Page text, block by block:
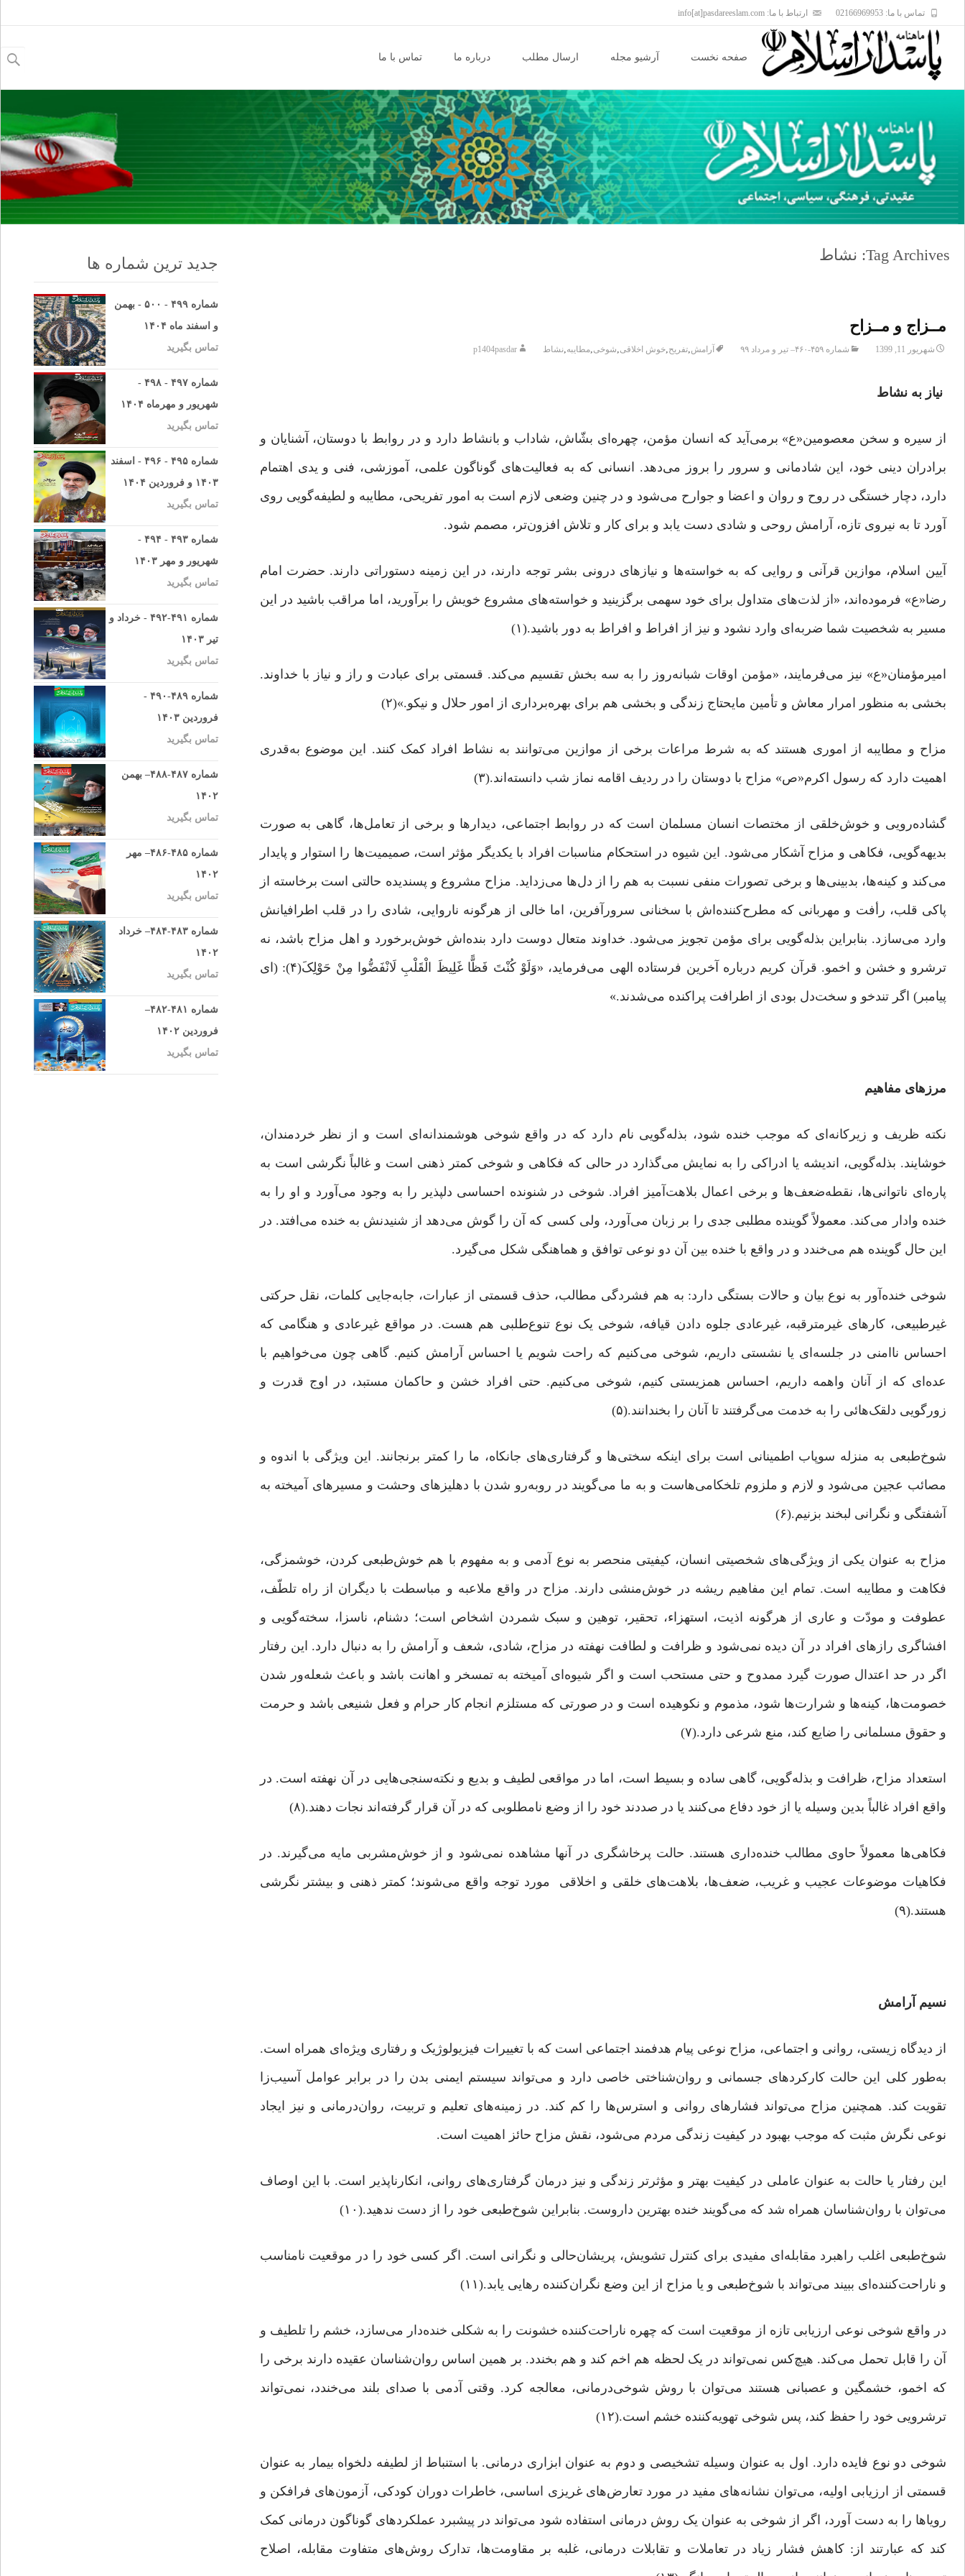
تماس با ما: 02166969953 ارتباط با ما: info[at]pasdareeslam.com
content
صفحه نخست آرشیو مجله ارسال مطلب درباره ما تماس با ما
برای:
Tag Archives: نشاط
مــزاج و مــزاح
شهریور 11, 1399 شماره ۴۵۹-۴۶۰– تیر و مرداد ۹۹ آرامش,تفریح,خوش اخلاقی,شوخی,مطایبه,نشاط p1404pasdar
نیاز به نشاط
از سیره و سخن معصومین«ع» برمی‌آید که انسان مؤمن، چهره‌ای بشّاش، شاداب و بانشاط دارد و در روابط با دوستان، آشنایان و
برادران دینی خود، این شادمانی و سرور را بروز می‌دهد. انسانی که به فعالیت‌های گوناگون علمی، آموزشی، فنی و یدی اهتمام
دارد، دچار خستگی در روح و روان و اعضا و جوارح می‌شود و در چنین وضعی لازم است به امور تفریحی، مطایبه و لطیفه‌گویی روی
آورد تا به نیروی تازه، آرامش روحی و شادی دست یابد و برای کار و تلاش افزون‌تر، مصمم شود.
آیین اسلام، موازین قرآنی و روایی که به خواسته‌ها و نیازهای درونی بشر توجه دارند، در این زمینه دستوراتی دارند. حضرت امام
رضا«ع» فرموده‌اند، «از لذت‌های متداول برای خود سهمی برگزینید و خواسته‌های مشروع خویش را برآورید، اما مراقب باشید در این
مسیر به شخصیت شما ضربه‌ای وارد نشود و نیز از افراط و افراط به دور باشید.(۱)
امیرمؤمنان«ع» نیز می‌فرمایند، «مؤمن اوقات شبانه‌روز را به سه بخش تقسیم می‌کند. قسمتی برای عبادت و راز و نیاز با خداوند.
بخشی به منظور امرار معاش و تأمین مایحتاج زندگی و بخشی هم برای بهره‌برداری از امور حلال و نیکو.»(۲)
مزاح و مطایبه از اموری هستند که به شرط مراعات برخی از موازین می‌توانند به نشاط افراد کمک کنند. این موضوع به‌قدری
اهمیت دارد که رسول اکرم«ص» مزاح با دوستان را در ردیف اقامه‌ نماز شب دانسته‌اند.(۳)
گشاده‌رویی و خوش‌خلقی از مختصات انسان مسلمان است که در روابط اجتماعی، دیدارها و برخی از تعامل‌ها، گاهی به صورت
بدیهه‌گویی، فکاهی و مزاح آشکار می‌شود. این شیوه در استحکام مناسبات افراد با یکدیگر مؤثر است، صمیمیت‌ها را استوار و پایدار
می‌کند و کینه‌ها، بدبینی‌ها و برخی تصورات منفی نسبت به هم را از دل‌ها می‌زداید. مزاح مشروع و پسندیده حالتی است برخاسته از
پاکی قلب، رأفت و مهربانی که مطرح‌کننده‌اش با سخنانی سرورآفرین، اما خالی از هرگونه ناروایی، شادی را در قلب اطرافیانش
وارد می‌سازد. بنابراین بذله‌گویی برای مؤمن تجویز می‌شود. خداوند متعال دوست دارد بنده‌اش خوش‌برخورد و اهل مزاح باشد، نه
ترشرو و خشن و اخمو. قرآن کریم درباره‌ آخرین فرستاده‌ الهی می‌فرماید، «وَلَوْ کُنْتَ فَظًّا غَلِیظَ الْقَلْبِ لَانْفَضُّوا مِنْ حَوْلِکَ(۴): (ای
پیامبر) اگر تندخو و سخت‌دل بودی از اطرافت پراکنده می‌شدند.»
مرزهای مفاهیم
نکته‌ ظریف و زیرکانه‌‌ای که موجب خنده شود، بذله‌گویی نام دارد که در واقع شوخی هوشمندانه‌ای است و از نظر خردمندان،
خوشایند. بذله‌گویی، اندیشه یا ادراکی را به نمایش می‌گذارد در حالی که فکاهی و شوخی کمتر ذهنی است و غالباً نگرشی است به
پاره‌ای ناتوانی‌ها، نقطه‌ضعف‌ها و برخی اعمال بلاهت‌آمیز افراد. شوخی در شنونده احساسی دلپذیر را به وجود می‌آورد و او را به
خنده وادار می‌کند. معمولاً گوینده مطلبی جدی را بر زبان می‌آورد، ولی کسی که آن را گوش می‌دهد از شنیدنش به خنده می‌افتد. در
این حال گوینده هم می‌خندد و در واقع با خنده بین آن دو نوعی توافق و هماهنگی شکل می‌گیرد.
شوخی خنده‌آور به نوع بیان و حالات بستگی دارد: به هم فشردگی مطالب، حذف قسمتی از عبارات، جابه‌جایی کلمات، نقل حرکتی
غیرطبیعی، کارهای غیرمترقبه، غیرعادی جلوه دادن قیافه، شوخی یک نوع تنوع‌طلبی هم هست. در مواقع غیرعادی و هنگامی که
احساس ناامنی در جلسه‌ای یا نشستی داریم، شوخی می‌کنیم که راحت شویم یا احساس آرامش کنیم. گاهی چون می‌خواهیم با
عده‌ای که از آنان واهمه داریم، احساس همزیستی کنیم، شوخی می‌کنیم. حتی افراد خشن و حاکمان مستبد، در اوج قدرت و
زورگویی دلقک‌هائی را به خدمت می‌گرفتند تا آنان را بخندانند.(۵)
شوخ‌طبعی به منزله‌ سوپاب اطمینانی است برای اینکه سختی‌ها و گرفتاری‌های جانکاه، ما را کمتر برنجانند. این ویژگی با اندوه و
مصائب عجین می‌شود و لازم و ملزوم تلخکامی‌هاست و به ما می‌گویند در روبه‌رو شدن با دهلیزهای وحشت و مسیرهای آمیخته به
آشفتگی و نگرانی لبخند بزنیم.(۶)
مزاح به عنوان یکی از ویژگی‌های شخصیتی انسان، کیفیتی منحصر به نوع آدمی و به مفهوم با هم خوش‌طبعی کردن، خوشمزگی،
فکاهت و مطایبه است. تمام این مفاهیم ریشه در خوش‌منشی دارند. مزاح در واقع ملاعبه و مباسطت با دیگران از راه تلطّف،
عطوفت و مودّت و عاری از هرگونه اذیت، استهزاء، تحقیر، توهین و سبک شمردن اشخاص است؛ دشنام، ناسزا، سخته‌گویی و
افشاگری رازهای افراد در آن دیده نمی‌شود و ظرافت و لطافت نهفته در مزاح، شادی، شعف و آرامش را به دنبال دارد. این رفتار
اگر در حد اعتدال صورت گیرد ممدوح و حتی مستحب است و اگر شیوه‌ای آمیخته به تمسخر و اهانت باشد و باعث شعله‌ور شدن
خصومت‌ها، کینه‌ها و شرارت‌ها شود، مذموم و نکوهیده است و در صورتی که مستلزم انجام کار حرام و فعل شنیعی باشد و حرمت
و حقوق مسلمانی را ضایع کند، منع شرعی دارد.(۷)
استعداد مزاح، ظرافت و بذله‌گویی، گاهی ساده و بسیط است، اما در مواقعی لطیف و بدیع و نکته‌سنجی‌هایی در آن نهفته است. در
واقع افراد غالباً بدین ‌وسیله یا از خود دفاع می‌کنند یا در صددند خود را از وضع نامطلوبی که در آن قرار گرفته‌اند نجات دهند.(۸)
فکاهی‌ها معمولاً حاوی مطالب خنده‌داری هستند. حالت پرخاشگری در آنها مشاهده نمی‌شود و از خوش‌مشربی مایه می‌گیرند. در
فکاهیات موضوعات عجیب و غریب، ضعف‌ها، بلاهت‌های خلقی و اخلاقی مورد توجه واقع می‌شوند؛ کمتر ذهنی و بیشتر‌ نگرشی
هستند.(۹)
نسیم آرامش
از دیدگاه زیستی، روانی و اجتماعی، مزاح نوعی پیام هدفمند اجتماعی است که با تغییرات فیزیولوژیک و رفتاری ویژه‌ای همراه است.
به‌طور کلی این حالت کارکردهای جسمانی و روان‌شناختی خاصی دارد و می‌تواند سیستم ایمنی بدن را در برابر عوامل آسیب‌زا
تقویت کند. همچنین مزاح می‌تواند فشارهای روانی و استرس‌ها را کم کند. در زمینه‌های تعلیم و تربیت، روان‌درمانی و نیز ایجاد
نوعی نگرش مثبت که موجب بهبود در کیفیت زندگی مردم می‌شود، نقش مزاح حائز اهمیت است.
این رفتار یا حالت به عنوان عاملی در کیفیت بهتر و مؤثرتر زندگی و نیز درمان گرفتاری‌های روانی، انکارناپذیر است. با این اوصاف
می‌توان با روان‌شناسان همراه شد که می‌گویند خنده بهترین داروست. بنابراین شوخ‌طبعی خود را از دست ندهید.(۱۰)
شوخ‌طبعی اغلب راهبرد مقابله‌ای مفیدی برای کنترل تشویش‌، پریشان‌حالی‌ و نگرانی‌ است. اگر کسی خود را در موقعیت نامناسب
و ناراحت‌کننده‌ای ببیند می‌تواند با شوخ‌طبعی و یا مزاح از این وضع نگران‌کننده رهایی یابد.(۱۱)
در واقع شوخی نوعی ارزیابی تازه از موقعیت است که چهره‌ ناراحت‌کننده‌ خشونت را به شکلی خنده‌دار می‌سازد، خشم را تلطیف و
آن را قابل تحمل می‌کند. هیچ‌کس نمی‌تواند در یک لحظه هم اخم کند و هم بخندد. بر همین اساس روان‌شناسان عقیده دارند برخی را
که اخمو، خشمگین و عصبانی هستند می‌توان با روش شوخی‌درمانی، معالجه کرد. وقتی آدمی با صدای بلند می‌خندد، نمی‌تواند
ترشرویی خود را حفظ کند، پس شوخی تهویه‌کننده‌ خشم است.(۱۲)
شوخی دو نوع فایده دارد. اول به عنوان وسیله‌ تشخیصی و دوم به عنوان ابزاری درمانی. با استنباط از لطیفه‌ دلخواه بیمار به عنوان
قسمتی از ارزیابی اولیه، می‌توان نشانه‌های مفید در مورد تعارض‌های غریزی اساسی، خاطرات دوران کودکی، آزمون‌های فرافکن و
رویاها را به دست آورد، اگر از شوخی به عنوان یک روش درمانی استفاده شود می‌تواند در پیشبرد عملکردهای گوناگون درمانی کمک
کند که عبارتند از: کاهش فشار زیاد در تعاملات و تقابلات درمانی، غلبه بر مقاومت‌ها، تدارک روش‌های متفاوت مقابله، اصلاح
جدید ترین شماره ها
شماره ۴۹۹ - ۵۰۰ - بهمن
و اسفند ماه ۱۴۰۴
تماس بگیرید
شماره ۴۹۷ - ۴۹۸ -
شهریور و مهرماه ۱۴۰۴
تماس بگیرید
شماره ۴۹۵ - ۴۹۶ - اسفند
۱۴۰۳ و فروردین ۱۴۰۴
تماس بگیرید
شماره ۴۹۳ - ۴۹۴ -
شهریور و مهر ۱۴۰۳
تماس بگیرید
شماره ۴۹۱-۴۹۲ - خرداد و
تیر ۱۴۰۳
تماس بگیرید
شماره ۴۸۹-۴۹۰ -
فروردین ۱۴۰۳
تماس بگیرید
شماره ۴۸۷-۴۸۸– بهمن
۱۴۰۲
تماس بگیرید
شماره ۴۸۵-۴۸۶– مهر
۱۴۰۲
تماس بگیرید
شماره ۴۸۳-۴۸۴– خرداد
۱۴۰۲
تماس بگیرید
شماره ۴۸۱-۴۸۲–
فروردین ۱۴۰۲
تماس بگیرید